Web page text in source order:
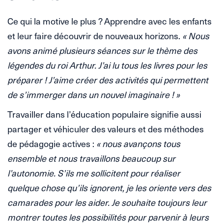
Ce qui la motive le plus ? Apprendre avec les enfants
et leur faire découvrir de nouveaux horizons. « Nous
avons animé plusieurs séances sur le thème des
légendes du roi Arthur. J’ai lu tous les livres pour les
préparer ! J’aime créer des activités qui permettent
de s’immerger dans un nouvel imaginaire ! »
Travailler dans l’éducation populaire signifie aussi
partager et véhiculer des valeurs et des méthodes
de pédagogie actives : « nous avançons tous
ensemble et nous travaillons beaucoup sur
l’autonomie. S’ils me sollicitent pour réaliser
quelque chose qu’ils ignorent, je les oriente vers des
camarades pour les aider. Je souhaite toujours leur
montrer toutes les possibilités pour parvenir à leurs